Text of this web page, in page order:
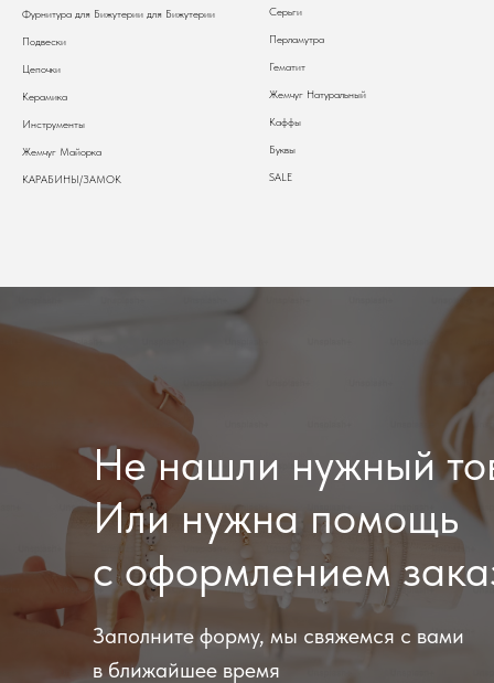
Фурнитура для Бижутерии для Бижутерии
Подвески
Цепочки
Керамика
Инструменты
Жемчуг Майорка
КАРАБИНЫ/ЗАМОК
Серьги
Перламутра
Гематит
Жемчуг Натуральный
Каффы
Буквы
SALE
Не нашли нужный
Или нужна помощь
с оформлением
Заполните форму, мы свяжемся с вами
в ближайшее время